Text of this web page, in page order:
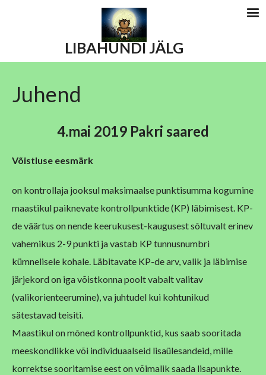
LIBAHUNDI JÄLG
Juhend
4.mai 2019 Pakri saared
Võistluse eesmärk
on kontrollaja jooksul maksimaalse punktisumma kogumine
maastikul paiknevate kontrollpunktide (KP) läbimisest. KP-
de väärtus on nende keerukusest-kaugusest sõltuvalt erinev
vahemikus 2-9 punkti ja vastab KP tunnusnumbri
kümnelisele kohale. Läbitavate KP-de arv, valik ja läbimise
järjekord on iga võistkonna poolt vabalt valitav
(valikorienteerumine), va juhtudel kui kohtunikud
sätestavad teisiti.
Maastikul on mõned kontrollpunktid, kus saab sooritada
meeskondlikke või individuaalseid lisaülesandeid, mille
korrektse sooritamise eest on võimalik saada lisapunkte.